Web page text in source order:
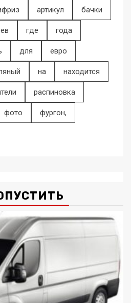
артикул бачки
где года
для евро
на находится
распиновка
фото фургон,